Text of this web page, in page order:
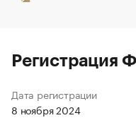
Регистрация
Дата регистрации
8 ноября 2024